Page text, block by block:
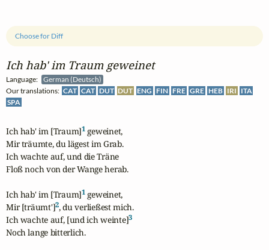
Ich hab' im Traum geweinet
Language:
German (Deutsch)
Our translations: CAT CAT DUT DUT ENG FIN FRE GRE HEB IRI ITA
SPA
Choose for Diff
Ich hab' im [Traum]1 geweinet,
Mir träumte, du lägest im Grab.
Ich wachte auf, und die Träne
Floß noch von der Wange herab.
Ich hab' im [Traum]1 geweinet,
Mir [träumt']2, du verließest mich.
Ich wachte auf, [und ich weinte]3
Noch lange bitterlich.